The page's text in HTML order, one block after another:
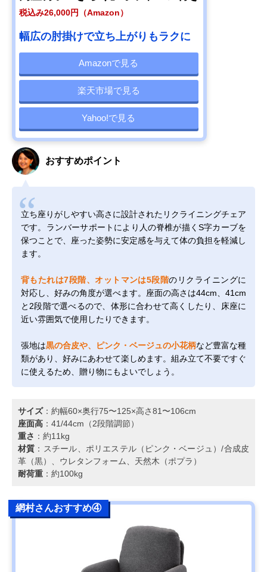
税込み26,000円（Amazon）
幅広の肘掛けで立ち上がりもラクに
Amazonで見る
楽天市場で見る
Yahoo!で見る
おすすめポイント
立ち座りがしやすい高さに設計されたリクライニングチェア
です。ランバーサポートにより人の脊椎が描くS字カーブを
保つことで、座った姿勢に安定感を与えて体の負担を軽減し
ます。
背もたれは7段階、オットマンは5段階のリクライニングに
対応し、好みの角度が選べます。座面の高さは44cm、41cm
と2段階で選べるので、体形に合わせて高くしたり、床座に
近い雰囲気で使用したりできます。
張地は黒の合皮や、ピンク・ベージュの小花柄など豊富な種
類があり、好みにあわせて楽しめます。組み立て不要ですぐ
に使えるため、贈り物にもよいでしょう。
サイズ：約幅60×奥行75〜125×高さ81〜106cm
座面高 ：41/44cm（2段階調節）
重さ ：約11kg
材質 ：スチール、ポリエステル（ピンク・ベージュ）/合成皮
革（黒）、ウレタンフォーム、天然木（ポプラ）
耐荷重 ：約100kg
網村さんおすすめ④